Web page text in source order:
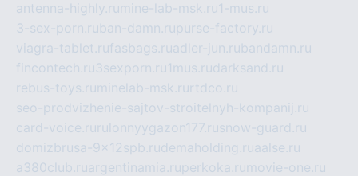
antenna-highly.ru mine-lab-msk.ru1-mus.ru
3-sex-porn.ruban-damn.rupurse-factory.ru
viagra-tablet.rufasbags.ruadler-jun.rubandamn.ru
fincontech.ru3sexporn.ru1mus.rudarksand.ru
rebus-toys.ru minelab-msk.ru rtdco.ru
seo-prodvizhenie-sajtov-stroitelnyh-kompanij.ru
card-voice.ru rulonnyygazon177.rusnow-guard.ru
domizbrusa-9x12spb.rudemaholding.ruaalse.ru
a380club.ruargentinamia.ruperkoka.ru movie-one.ru